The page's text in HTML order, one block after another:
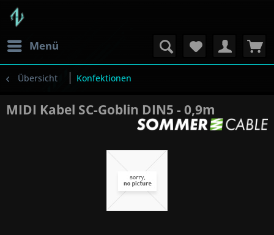
Menü
Übersicht Konfektionen
MIDI Kabel SC-Goblin DIN5 - 0,9m